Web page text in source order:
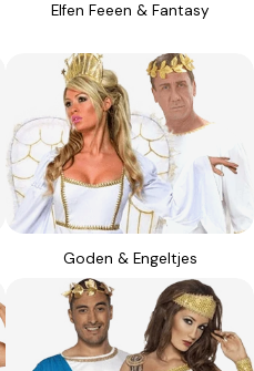
Elfen Feeen & Fantasy
Goden & Engeltjes